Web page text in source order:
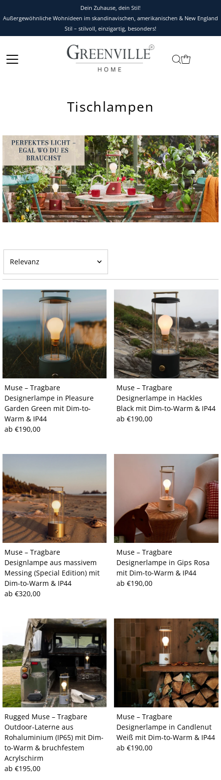
Dein Zuhause, dein Stil!
Außergewöhnliche Wohnideen im skandinavischen, amerikanischen & New England
Stil – stilvoll, einzigartig, besonders!
Tischlampen
Ausgewählt
Am relevantesten
meistverkauft
Alphabetisch, A-Z
Alphabetisch, Z-A
Preis, niedrig nach hoch
Preis, hoch nach niedrig
Datum, alt zu neu
Datum, neu zu alt
Muse – Tragbare
Designerlampe in Pleasure
Garden Green mit Dim-to-
Warm & IP44
Regulärer
ab €190,00
Muse – Tragbare
Designerlampe in Hackles
Black mit Dim-to-Warm & IP44
Regulärer
ab €190,00
Muse – Tragbare
Designlampe aus massivem
Messing (Special Edition) mit
Dim-to-Warm & IP44
Regulärer
ab €320,00
Muse – Tragbare
Designerlampe in Gips Rosa
mit Dim-to-Warm & IP44
Regulärer
ab €190,00
Rugged Muse – Tragbare
Outdoor-Laterne aus
Rohaluminium (IP65) mit Dim-
to-Warm & bruchfestem
Acrylschirm
Regulärer
ab €195,00
Muse – Tragbare
Designerlampe in Candlenut
Weiß mit Dim-to-Warm & IP44
Regulärer
ab €190,00